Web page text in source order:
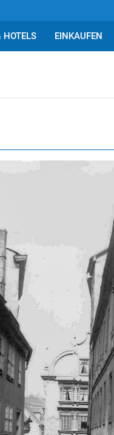
HOTELS EINKAUFEN